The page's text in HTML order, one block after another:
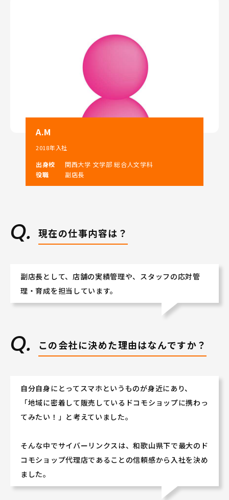
A.M
2018年入社
出身校
関西大学 文学部 総合人文学科
役職
副店長
現在の仕事内容は？
副店長として、店舗の実績管理や、スタッフの応対管
理・育成を担当しています。
この会社に決めた理由はなんですか？
自分自身にとってスマホというものが身近にあり、
「地域に密着して販売しているドコモショップに携わっ
てみたい！」と考えていました。
そんな中でサイバーリンクスは、和歌山県下で最大のド
コモショップ代理店であることの信頼感から入社を決め
ました。